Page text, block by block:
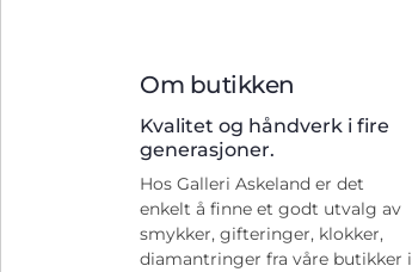
Om butikken
Kvalitet og håndverk i fire
generasjoner.
Hos Galleri Askeland er det
enkelt å finne et godt utvalg av
smykker, gifteringer, klokker,
diamantringer fra våre butikker i